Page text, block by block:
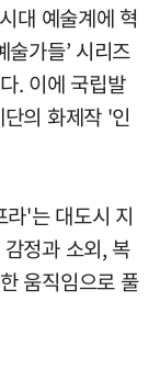
대 예술계에 혁
술가들’ 시리즈
. 이에 국립발
의 화제작 '인
'는 대도시 지
정과 소외, 복
움직임으로 풀